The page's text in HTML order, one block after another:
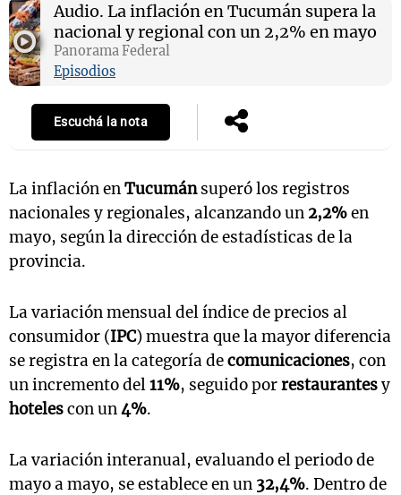
Audio. La inflación en Tucumán supera la
nacional y regional con un 2,2% en mayo
Panorama Federal
Episodios
Escuchá la nota
La inflación enTucumánsuperó los registros
nacionales y regionales, alcanzando un 2,2%en
mayo, según la dirección de estadísticas de la
provincia.
La variación mensual del índice de precios al
consumidor (IPC) muestra que la mayor diferencia
se registra en la categoría decomunicaciones, con
un incremento del11%, seguido porrestaurantesy
hotelescon un4%.
La variación interanual, evaluando el periodo de
mayo a mayo, se establece en un 32,4%. Dentro de